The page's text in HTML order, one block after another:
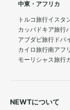
中東・アフリカ
トルコ旅行イスタ
カッパドキア旅行
アブダビ旅行 ドバ
カイロ旅行南アフ
モーリシャス旅行
NEWTについて